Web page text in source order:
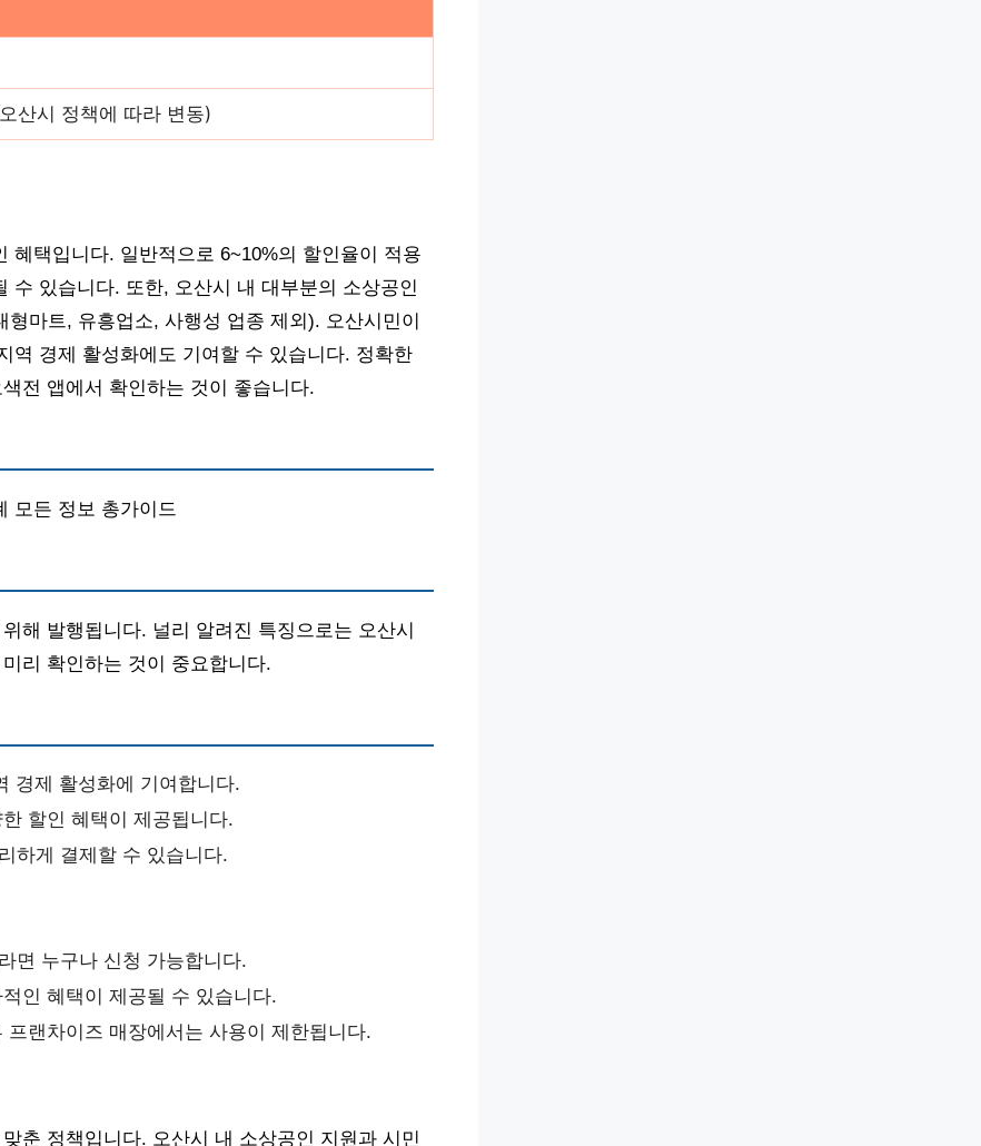
산시 정책에 따라 변동)
혜택입니다. 일반적으로 6~10%의 할인율이 적용
수 있습니다. 또한, 오산시 내 대부분의 소상공인
마트, 유흥업소, 사행성 업종 제외). 오산시민이
역 경제 활성화에도 기여할 수 있습니다. 정확한
전 앱에서 확인하는 것이 좋습니다.
모든 정보 총가이드
해 발행됩니다. 널리 알려진 특징으로는 오산시
리 확인하는 것이 중요합니다.
경제 활성화에 기여합니다.
할인 혜택이 제공됩니다.
하게 결제할 수 있습니다.
면 누구나 신청 가능합니다.
인 혜택이 제공될 수 있습니다.
랜차이즈 매장에서는 사용이 제한됩니다.
춘 정책입니다. 오산시 내 소상공인 지원과 시민